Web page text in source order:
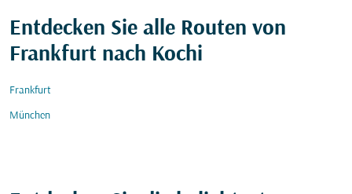
Entdecken Sie alle Routen von
Frankfurt nach Kochi
Frankfurt
München